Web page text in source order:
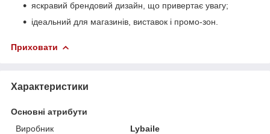
яскравий брендовий дизайн, що привертає увагу;
ідеальний для магазинів, виставок і промо-зон.
Приховати
Характеристики
Основні атрибути
Виробник
Lybaile